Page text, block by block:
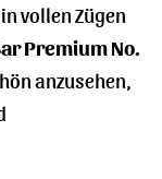
vollen Zügen
Premium No.
anzusehen,